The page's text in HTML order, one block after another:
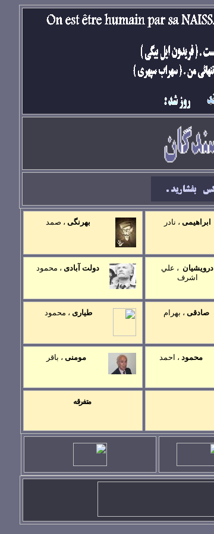
ابراهيمی ، نادر بهرنگی ، صمد
درويشيان ، علي
اشرف
دولت آبادی ، محمود
صادقی ، بهرام طياری ، محمود
محمود ، احمد مومنی ، باقر
متفرقه